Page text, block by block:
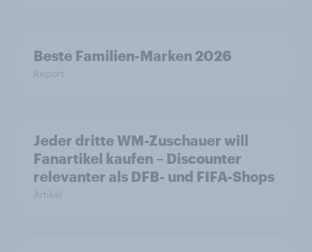
Beste Familien-Marken 2026
Report
Jeder dritte WM-Zuschauer will
Fanartikel kaufen – Discounter
relevanter als DFB- und FIFA-Shops
Artikel